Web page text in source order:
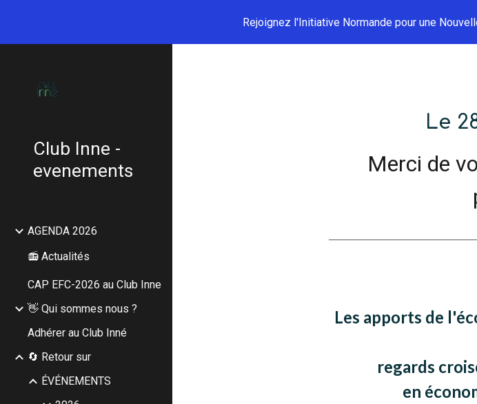
Skip to main content
Rejoignez l'Initiative Normande pour une
Club Inne -
evenements
AGENDA 2026
📻 Actualités
CAP EFC-2026 au Club Inne
👋 Qui sommes nous ?
Adhérer au Club Inné
🔄 Retour sur
ÉVÉNEMENTS
Le
Merci de
Les apports de
regards
en